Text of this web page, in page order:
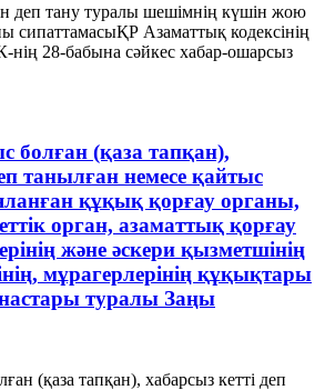
деп тану туралы шешімнің күшін жою
Азаматтық кодексінің
28-бабына сәйкес хабар-ошарсыз
болған (қаза тапқан),
танылған немесе қайтыс
құқық қорғау органы,
орган, азаматтық қорғау
және әскери қызметшінің
мұрагерлерінің құқықтары
туралы Заңы
(қаза тапқан), хабарсыз кетті деп